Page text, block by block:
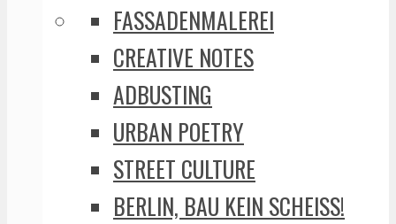
FASSADENMALEREI
CREATIVE NOTES
ADBUSTING
URBAN POETRY
STREET CULTURE
BERLIN, BAU KEIN SCHEISS!